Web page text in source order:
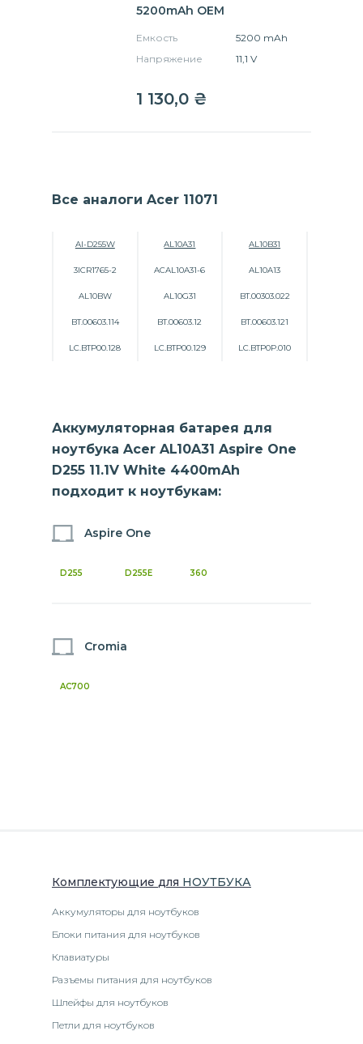
5200mAh OEM
Емкость
5200 mAh
Напряжение
11,1 V
1 130,0 ₴
Все аналоги Acer 11071
AI-D255W AL10A31 AL10B31
3ICR1765-2 ACAL10A31-6 AL10A13
AL10BW AL10G31 BT.00303.022
BT.00603.114 BT.00603.12 BT.00603.121
LC.BTP00.128 LC.BTP00.129 LC.BTP0P.010
Аккумуляторная батарея для
ноутбука Acer AL10A31 Aspire One
D255 11.1V White 4400mAh
подходит к ноутбукам:
Aspire One
D255 D255E 360
Cromia
AC700
Комплектующие для НОУТБУКА
Аккумуляторы для ноутбуков
Блоки питания для ноутбуков
Клавиатуры
Разъемы питания для ноутбуков
Шлейфы для ноутбуков
Петли для ноутбуков